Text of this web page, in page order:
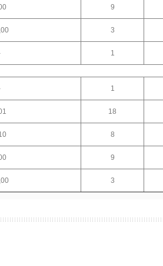
9
3
1
1
18
8
9
3